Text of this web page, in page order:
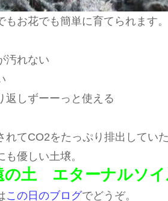
もお花でも簡単に育てられます。
汚れない
返しずーーっと使える
れてCO2をたっぷり排出してい
も優しい土壌。
の土 エターナルソ
この日のブログでどうぞ。